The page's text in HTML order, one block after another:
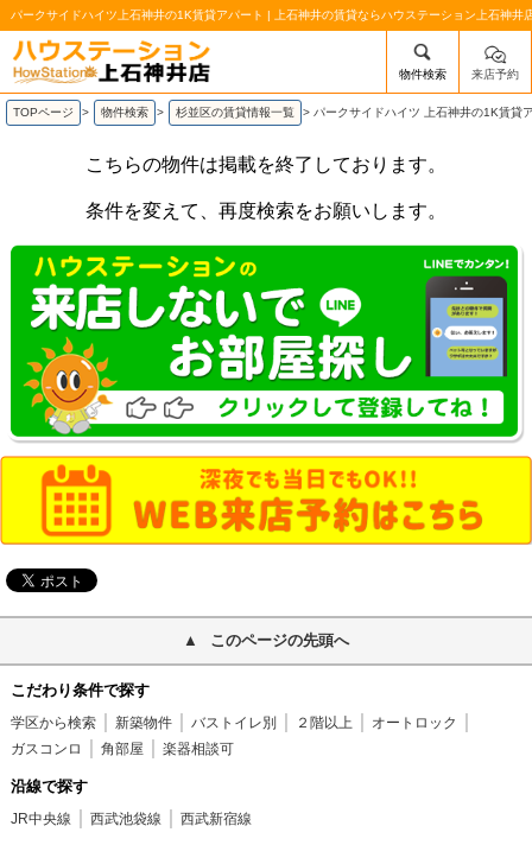
パークサイドハイツ上石神井の1K賃貸アパート | 上石神井の賃貸ならハウステーション上石神井
/mobile_img/head-logo.png
物件検索 来店予約
TOPページ > 物件検索 > 杉並区の賃貸情報一覧 > パークサイドハイツ 上石神井の1K賃貸
こちらの物件は掲載を終了しております。
条件を変えて、再度検索をお願いします。
このページの先頭へ
こだわり条件で探す
学区から検索 新築物件 バストイレ別 ２階以上
オートロック
ガスコンロ
角部屋 楽器相談可
沿線で探す
JR中央線 西武池袋線 西武新宿線